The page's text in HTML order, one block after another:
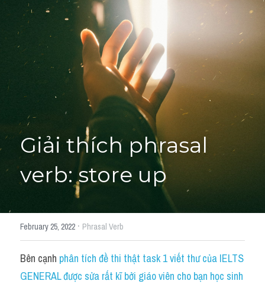
Giải đề thi từng câu
Lời khuyên
Giải đề thi
Academic words
Phrase
Phrasal Verb
Idioms đồng nghĩa
Idioms trái nghĩa
Antonym
Idiom
HỌC THỬ
Giải thích phrasal
verb: store up
February 25, 2022 · Phrasal Verb
Bên cạnh phân tích đề thi thật task 1 viết thư của IELTS
GENERAL được sửa rất kĩ bởi giáo viên cho bạn học sinh